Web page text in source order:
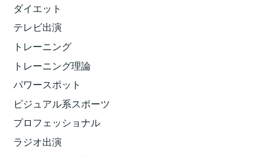
ダイエット
テレビ出演
トレーニング
トレーニング理論
パワースポット
ビジュアル系スポーツ
プロフェッショナル
ラジオ出演